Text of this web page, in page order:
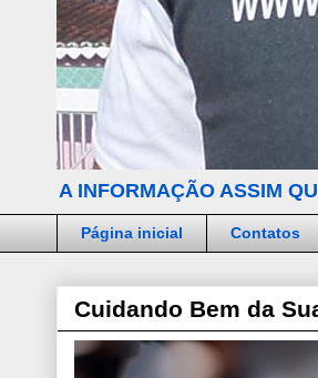
A INFORMAÇÃO ASSIM
Página inicial Contatos
Cuidando Bem da